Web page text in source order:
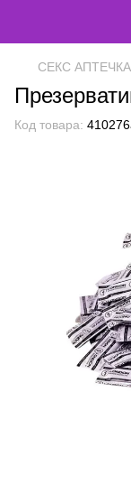
СЕКС АПТЕЧКА
Код товара: